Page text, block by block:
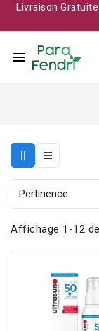
Livraison
menu
Pertinence
Affichage 1-12